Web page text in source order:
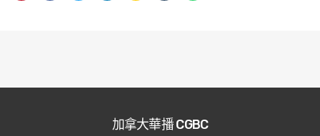
加拿大華播 CGBC